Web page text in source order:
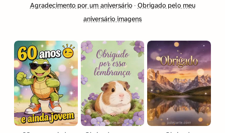
Agradecimento por um aniversário· Obrigado pelo meu
aniversário imagens